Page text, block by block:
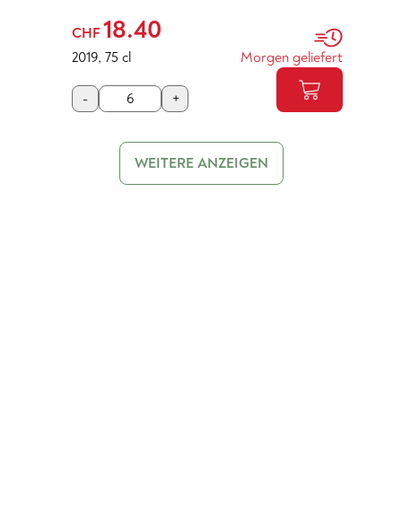
CHF 18.40
2019, 75 cl Morgen geliefert
- +
WEITERE ANZEIGEN